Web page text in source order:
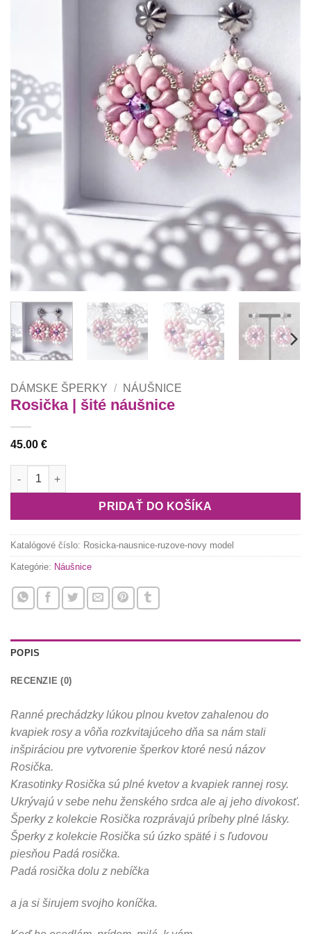
DÁMSKE ŠPERKY / NÁUŠNICE
Rosička | šité náušnice
45.00 €
množstvo Rosička | šité náušnice
PRIDAŤ DO KOŠÍKA
Katalógové číslo: Rosicka-nausnice-ruzove-novy model
Kategórie: Náušnice
POPIS
RECENZIE (0)
Ranné prechádzky lúkou plnou kvetov zahalenou do
kvapiek rosy a vôňa rozkvitajúceho dňa sa nám stali
inšpiráciou pre vytvorenie šperkov ktoré nesú názov
Rosička.
Krasotinky Rosička sú plné kvetov a kvapiek rannej rosy.
Ukrývajú v sebe nehu ženského srdca ale aj jeho divokosť.
Šperky z kolekcie Rosička rozprávajú príbehy plné lásky.
Šperky z kolekcie Rosička sú úzko späté i s ľudovou
piesňou Padá rosička.
Padá rosička dolu z nebíčka
a ja si širujem svojho koníčka.